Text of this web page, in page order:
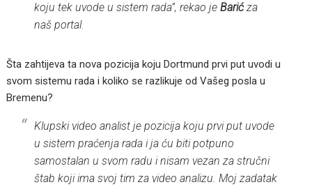
koju tek uvode u sistem rada”, rekao jeBarićza
naš portal.
Šta zahtijeva ta nova pozicija koju Dortmund prvi put uvodi u
svom sistemu rada i koliko se razlikuje od Vašeg posla u
Bremenu?
Klupski video analist je pozicija koju prvi put uvode
u sistem praćenja rada i ja ću biti potpuno
samostalan u svom radu i nisam vezan za stručni
štab koji ima svoj tim za video analizu. Moj zadatak